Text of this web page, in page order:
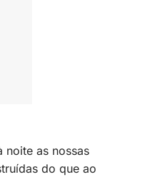
noite as nossas
do que ao